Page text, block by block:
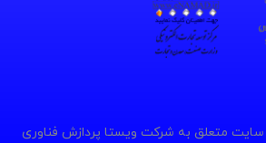
متعلق به شرکت ویستا پردازش فناوری